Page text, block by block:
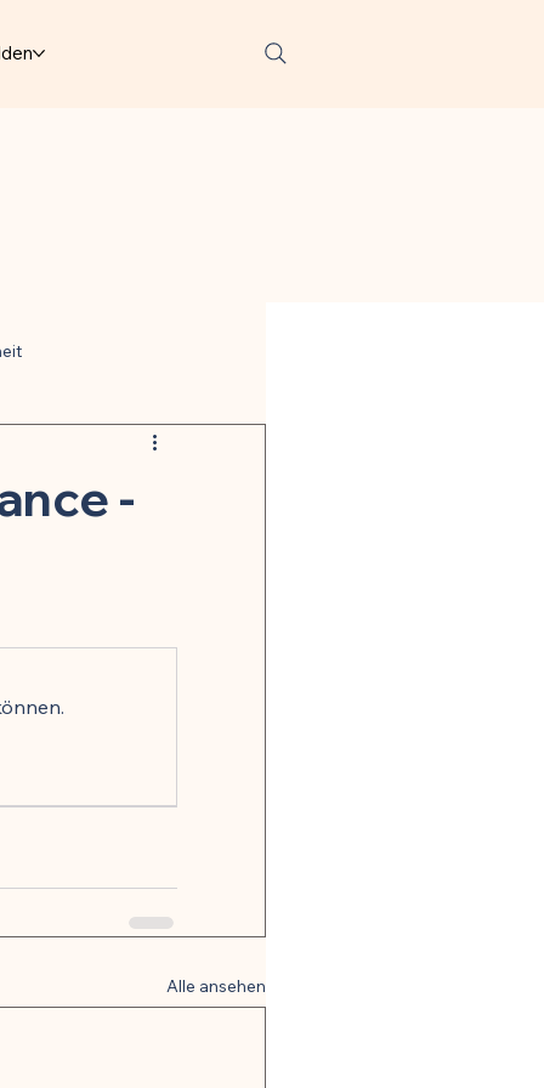
-
Alle ansehen